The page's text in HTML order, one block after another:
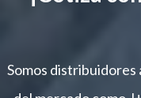
Somos distribuidores